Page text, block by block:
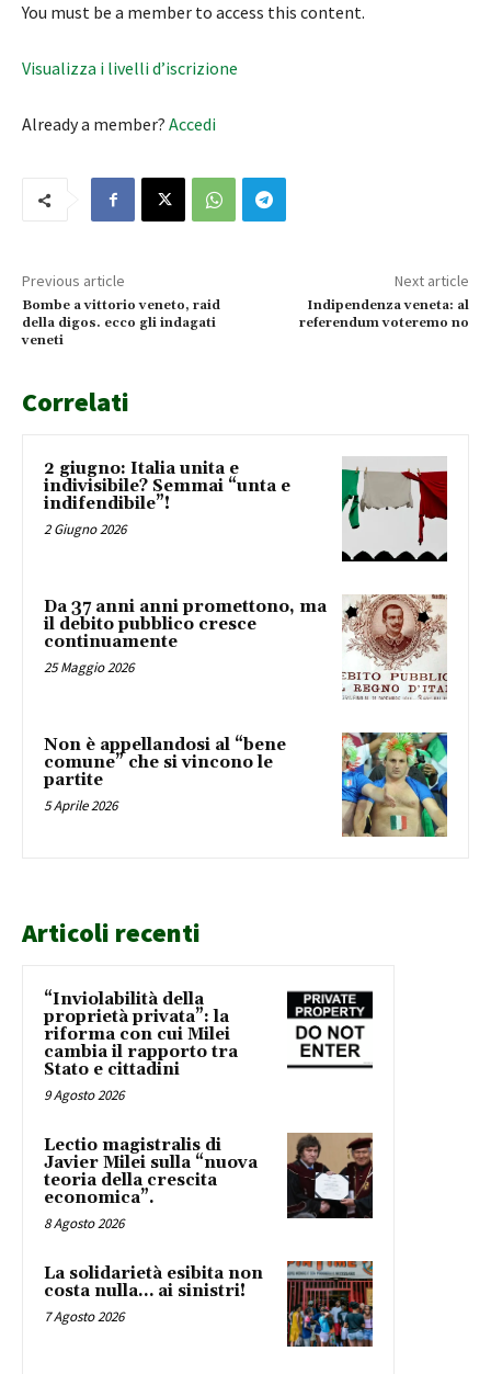
You must be a member to access this content.
Visualizza i livelli d’iscrizione
Already a member? Accedi
Previous article
Bombe a vittorio veneto, raid
della digos. ecco gli indagati
veneti
Next article
Indipendenza veneta: al
referendum voteremo no
Correlati
2 giugno: Italia unita e
indivisibile? Semmai “unta e
indifendibile”!
2 Giugno 2026
Da 37 anni anni promettono, ma
il debito pubblico cresce
continuamente
25 Maggio 2026
Non è appellandosi al “bene
comune” che si vincono le
partite
5 Aprile 2026
Articoli recenti
“Inviolabilità della
proprietà privata”: la
riforma con cui Milei
cambia il rapporto tra
Stato e cittadini
9 Agosto 2026
Lectio magistralis di
Javier Milei sulla “nuova
teoria della crescita
economica”.
8 Agosto 2026
La solidarietà esibita non
costa nulla… ai sinistri!
7 Agosto 2026